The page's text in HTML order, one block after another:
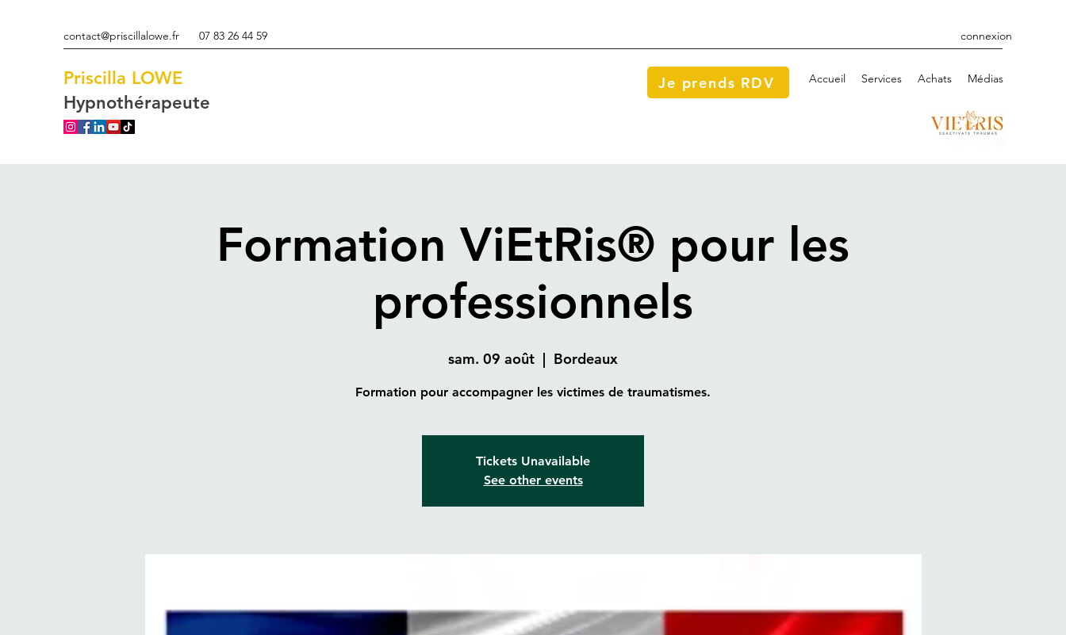
contact@priscillalowe.fr 07 83 26 44 59 connexion
Priscilla LOWE
Hypnothérapeute
Accueil Services Achats Médias
Je prends RDV
Formation ViEtRis® pour les
professionnels
sam. 09 août
  |
Bordeaux
Formation pour accompagner les victimes de traumatismes.
Tickets Unavailable
See other events